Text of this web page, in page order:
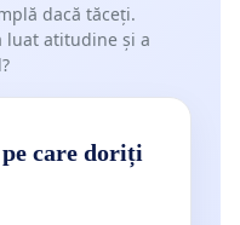
dacă tăceți.
luat atitudine și a
care doriți